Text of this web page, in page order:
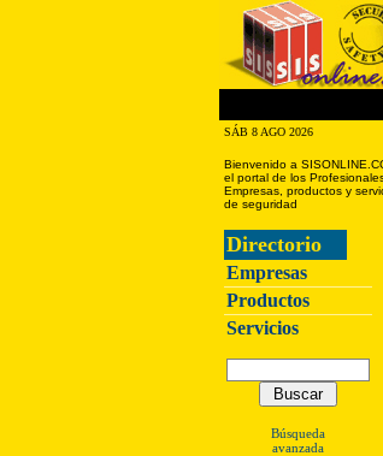
SÁB 8 AGO 2026
Bienvenido a
el portal de los
Empresas, productos y
de seguridad
Directorio
Empresas
Productos
Servicios
Búsqueda
avanzada